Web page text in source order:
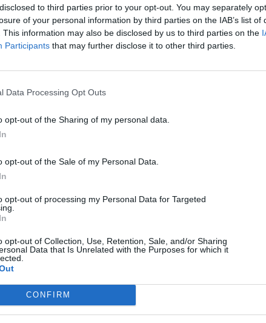
to third parties prior to your opt-out. You may separately
of your personal information by third parties on the IAB’s list of
This information may also be disclosed by us to third parties on the
Participants that may further disclose it to other third parties.
Data Processing Opt Outs
opt-out of the Sharing of my personal data.
opt-out of the Sale of my Personal Data.
opt-out of processing my Personal Data for Targeted
opt-out of Collection, Use, Retention, Sale, and/or Sharing
Data that Is Unrelated with the Purposes for which it
CONFIRM
a
a révi
fog